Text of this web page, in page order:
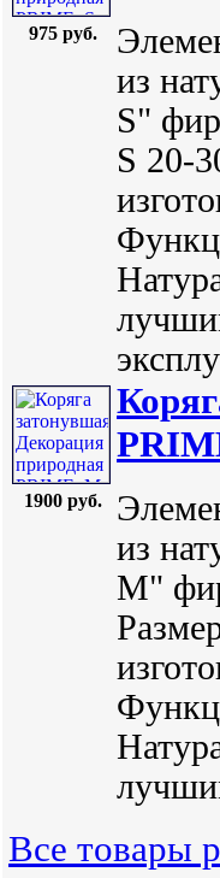
975 руб.
из
S"
S 20-
1900 руб.
из
М"
Все товары